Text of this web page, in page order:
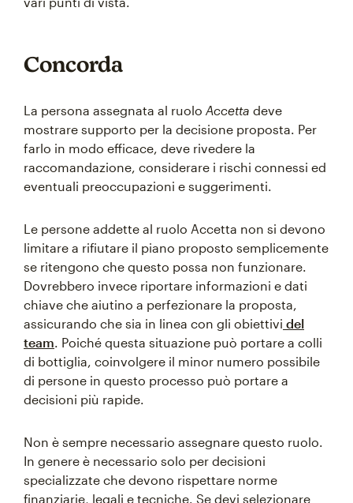
Concorda
La persona assegnata al ruolo Accetta deve
mostrare supporto per la decisione proposta. Per
farlo in modo efficace, deve rivedere la
raccomandazione, considerare i rischi connessi ed
eventuali preoccupazioni e suggerimenti.
Le persone addette al ruolo Accetta non si devono
limitare a rifiutare il piano proposto semplicemente
se ritengono che questo possa non funzionare.
Dovrebbero invece riportare informazioni e dati
chiave che aiutino a perfezionare la proposta,
assicurando che sia in linea con gli obiettivi del
team. Poiché questa situazione può portare a colli
di bottiglia, coinvolgere il minor numero possibile
di persone in questo processo può portare a
decisioni più rapide.
Non è sempre necessario assegnare questo ruolo.
In genere è necessario solo per decisioni
specializzate che devono rispettare norme
finanziarie, legali e tecniche. Se devi selezionare